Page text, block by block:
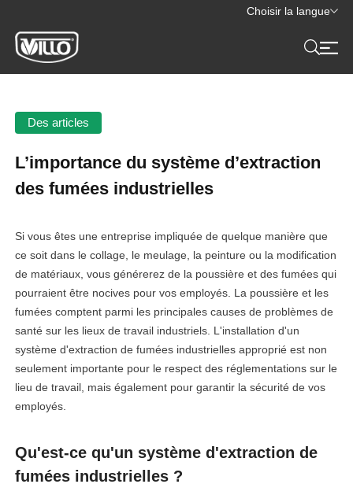
Choisir la langue
Des articles
L’importance du système d’extraction
des fumées industrielles
Si vous êtes une entreprise impliquée de quelque manière que
ce soit dans le collage, le meulage, la peinture ou la modification
de matériaux, vous générerez de la poussière et des fumées qui
pourraient être nocives pour vos employés. La poussière et les
fumées comptent parmi les principales causes de problèmes de
santé sur les lieux de travail industriels. L'installation d'un
système d'extraction de fumées industrielles approprié est non
seulement importante pour le respect des réglementations sur le
lieu de travail, mais également pour garantir la sécurité de vos
employés.
Qu'est-ce qu'un système d'extraction de
fumées industrielles ?